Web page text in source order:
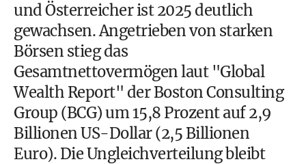
und Österreicher ist 2025 deutlich
gewachsen. Angetrieben von starken
Börsen stieg das
Gesamtnettovermögen laut "Global
Wealth Report" der Boston Consulting
Group (BCG) um 15,8 Prozent auf 2,9
Billionen US-Dollar (2,5 Billionen
Euro). Die Ungleichverteilung bleibt